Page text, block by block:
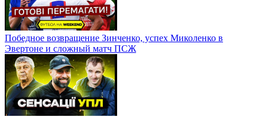
Победное возвращение Зинченко, успех Миколенко в
Эвертоне и сложный матч ПСЖ